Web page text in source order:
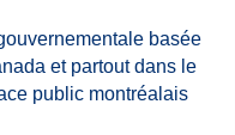
basée
et partout dans le
public montréalais